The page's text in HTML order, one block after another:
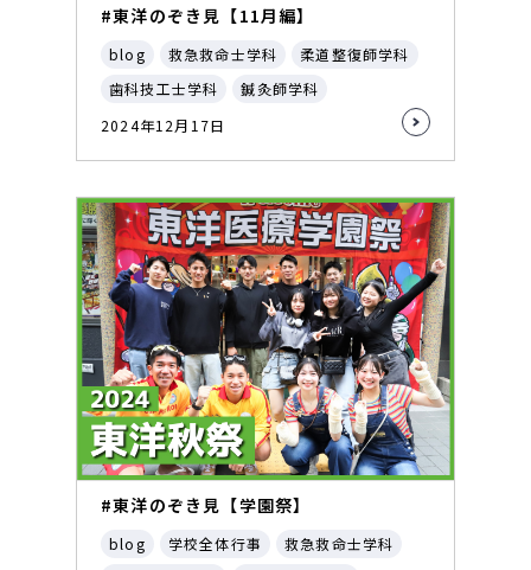
#東洋のぞき見【11月編】
blog 救急救命士学科
柔道整復師学科
歯科技工士学科
鍼灸師学科
2024年12月17日
#東洋のぞき見【学園祭】
blog 学校全体行事
救急救命士学科